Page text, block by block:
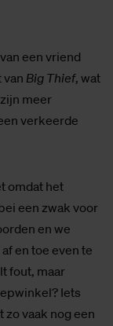
een vriend
van Big Thief, wat
meer
verkeerde
omdat het
een zwak voor
en we
en toe even te
fout, maar
Iets
vaak nog een